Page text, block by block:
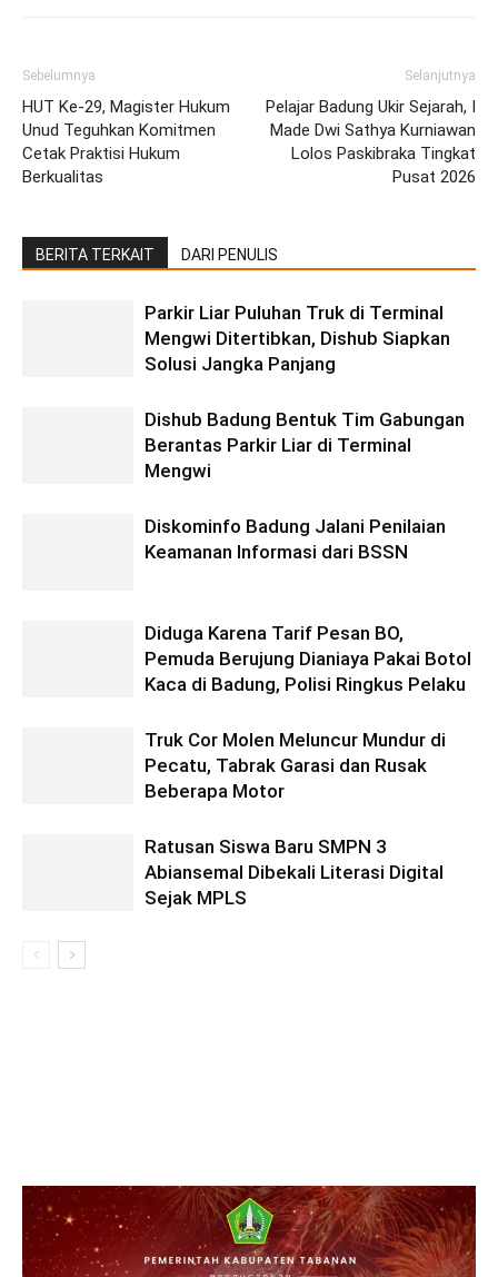
Sebelumnya
HUT Ke-29, Magister Hukum
Unud Teguhkan Komitmen
Cetak Praktisi Hukum
Berkualitas
Selanjutnya
Pelajar Badung Ukir Sejarah, I
Made Dwi Sathya Kurniawan
Lolos Paskibraka Tingkat
Pusat 2026
BERITA TERKAIT DARI PENULIS
Parkir Liar Puluhan Truk di Terminal
Mengwi Ditertibkan, Dishub Siapkan
Solusi Jangka Panjang
Dishub Badung Bentuk Tim Gabungan
Berantas Parkir Liar di Terminal
Mengwi
Diskominfo Badung Jalani Penilaian
Keamanan Informasi dari BSSN
Diduga Karena Tarif Pesan BO,
Pemuda Berujung Dianiaya Pakai Botol
Kaca di Badung, Polisi Ringkus Pelaku
Truk Cor Molen Meluncur Mundur di
Pecatu, Tabrak Garasi dan Rusak
Beberapa Motor
Ratusan Siswa Baru SMPN 3
Abiansemal Dibekali Literasi Digital
Sejak MPLS